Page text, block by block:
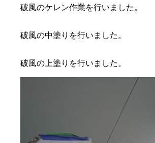
破風のケレン作業を行いました。
破風の中塗りを行いました。
破風の上塗りを行いました。